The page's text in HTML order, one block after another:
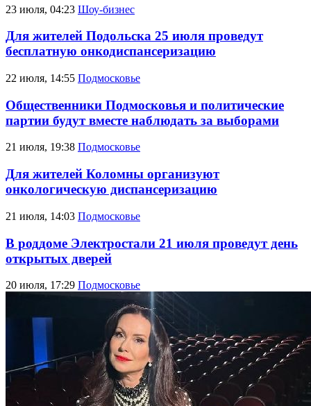
23 июля, 04:23 Шоу-бизнес
Для жителей Подольска 25 июля проведут
бесплатную онкодиспансеризацию
22 июля, 14:55 Подмосковье
Общественники Подмосковья и политические
партии будут вместе наблюдать за выборами
21 июля, 19:38 Подмосковье
Для жителей Коломны организуют
онкологическую диспансеризацию
21 июля, 14:03 Подмосковье
В роддоме Электростали 21 июля проведут день
открытых дверей
20 июля, 17:29 Подмосковье